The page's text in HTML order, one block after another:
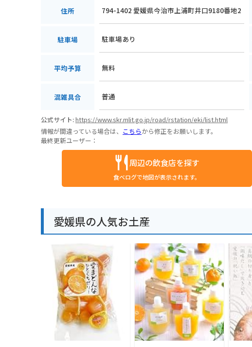
住所 794-1402 愛媛県今治市上浦町井口9180番地2
駐車場 駐車場あり
平均予算 無料
混雑具合 普通
公式サイト:https://www.skr.mlit.go.jp/road/rstation/eki/list.html
情報が間違っている場合は、 こちらから修正をお願いします。
最終更新ユーザー：
周辺の飲食店を探す
食べログで地図が表示されます。
愛媛県の人気お土産